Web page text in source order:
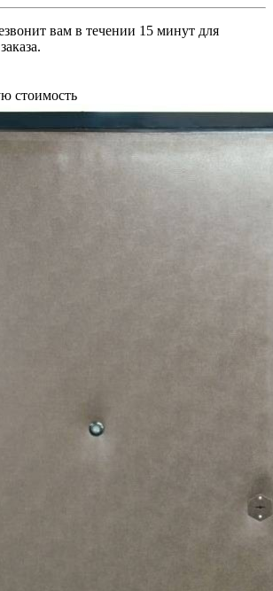
вам в течении 15 минут для
стоимость